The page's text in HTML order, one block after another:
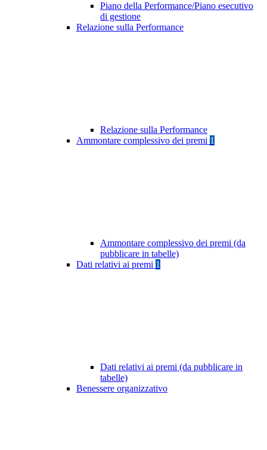
Piano della Performance/Piano esecutivo
di gestione
Relazione sulla Performance
Relazione sulla Performance
Ammontare complessivo dei premi 1
Ammontare complessivo dei premi (da
pubblicare in tabelle)
Dati relativi ai premi 1
Dati relativi ai premi (da pubblicare in
tabelle)
Benessere organizzativo